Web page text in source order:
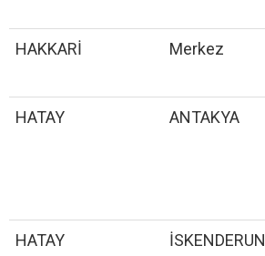
HAKKARİ Merkez
HATAY ANTAKYA
HATAY İSKENDERUN